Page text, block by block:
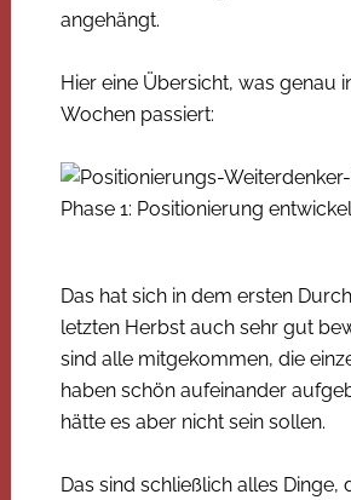
angehängt.
Hier eine Übersicht, was genau
Wochen passiert:
Das hat sich in dem ersten
letzten Herbst auch sehr gut
sind alle mitgekommen, die
haben schön aufeinander
hätte es aber nicht sein sollen.
Das sind schließlich alles Dinge,